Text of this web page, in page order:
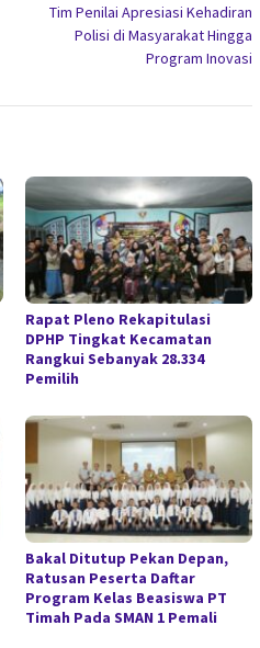
Tim Penilai Apresiasi Kehadiran
Polisi di Masyarakat Hingga
Program Inovasi
Rapat Pleno Rekapitulasi
DPHP Tingkat Kecamatan
Rangkui Sebanyak 28.334
Pemilih
Bakal Ditutup Pekan Depan,
Ratusan Peserta Daftar
Program Kelas Beasiswa PT
Timah Pada SMAN 1 Pemali